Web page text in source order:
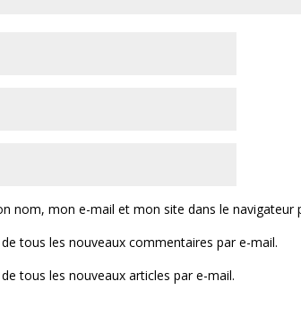
nom, mon e-mail et mon site dans le
tous les nouveaux commentaires par e-mail.
tous les nouveaux articles par e-mail.